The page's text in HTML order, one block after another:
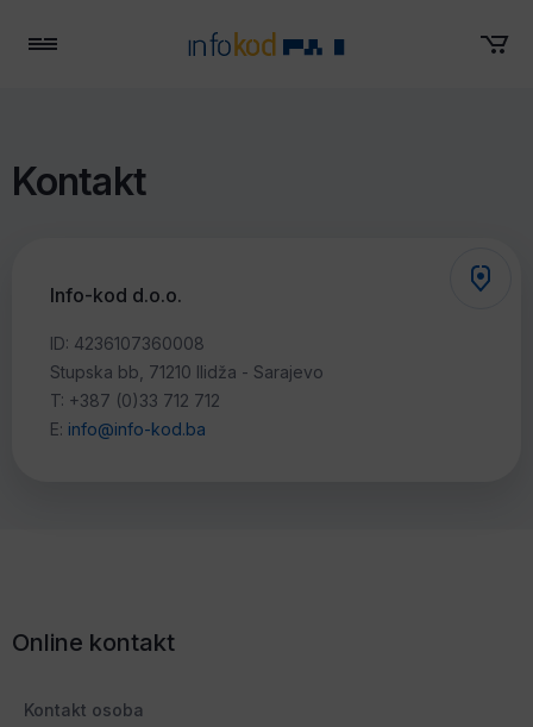
Kontakt
Info-kod d.o.o.
ID: 4236107360008
Stupska bb, 71210 Ilidža - Sarajevo
T: +387 (0)33 712 712
E: info@info-kod.ba
Online kontakt
Kontakt osoba